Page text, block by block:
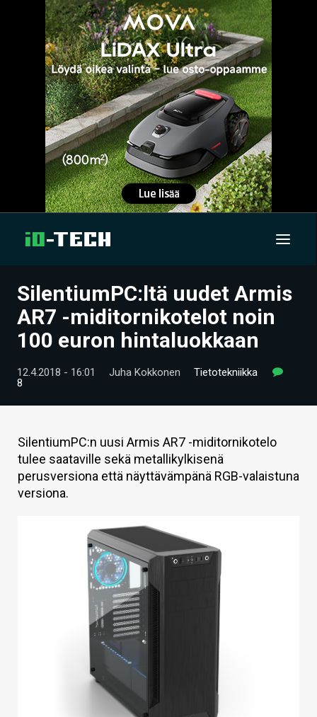
UUTISET
ARTIKKELIT
VIDEOT
HINTA.FI
KAUPPA
SilentiumPC:ltä uudet Armis
AR7 -miditornikotelot noin
100 euron hintaluokkaan
12.4.2018 - 16:01 Juha Kokkonen
Tietotekniikka
8
SilentiumPC:n uusi Armis AR7 -miditornikotelo
tulee saataville sekä metallikylkisenä
perusversiona että näyttävämpänä RGB-valaistuna
versiona.